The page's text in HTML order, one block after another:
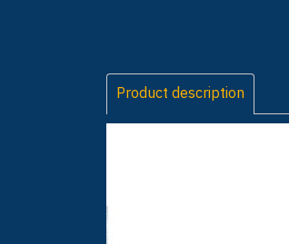
Product description